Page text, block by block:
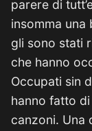
parere di
insomma
gli sono stati
che hanno
Occupati sin
hanno fatto
canzoni. Una